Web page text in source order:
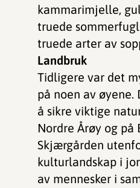
kammarimjelle,
truede
truede arter av
Landbruk
Tidligere var det
på noen av
å sikre viktige
Nordre Årøy og på
Skjærgården
kulturlandskap i
av mennesker i